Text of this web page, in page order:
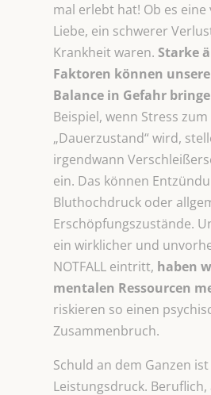
mal erlebt hat! Ob es
Liebe, ein schwerer
Krankheit waren. Starke
Faktoren können
Balance in Gefahr
Beispiel, wenn Stress zum
„Dauerzustand“ wird,
irgendwann
ein. Das können
Bluthochdruck oder
Erschöpfungszustände.
ein wirklicher und
NOTFALL eintritt, haben
mentalen Ressourcen
riskieren so einen
Zusammenbruch.
Schuld an dem Ganzen
Leistungsdruck. Beruflich,